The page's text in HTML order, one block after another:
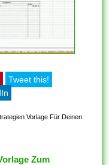
Tweet this!
Vorlage Für Deinen
Zum